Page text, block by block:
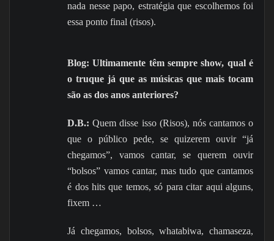
nada nesse papo, estratégia que escolhemos foi
essa ponto final (risos).
Blog: Ultimamente têm sempre show, qual é
o truque já que as músicas que mais tocam
são as dos anos anteriores?
D.B.: Quem disse isso (Risos), nós cantamos o
que o público pede, se quizerem ouvir “já
chegamos”, vamos cantar, se querem ouvir
“bolsos” vamos cantar, mas tudo que cantamos
é dos hits que temos, só para citar aqui alguns,
fixem …
Já chegamos, bolsos, whatabiwa, chamaseza,